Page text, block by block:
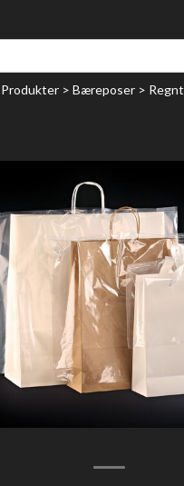
Produkter>Bæreposer>